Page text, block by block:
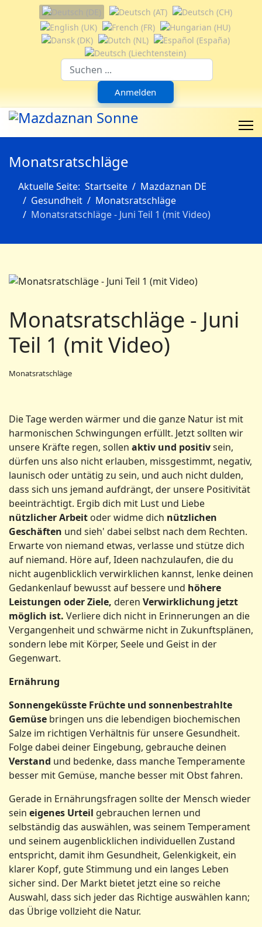
Sprache auswählen
Anmelden
Monatsratschläge
Aktuelle Seite: Startseite
Mazdaznan DE
Gesundheit
Monatsratschläge
Monatsratschläge - Juni Teil 1 (mit Video)
Monatsratschläge - Juni
Teil 1 (mit Video)
Monatsratschläge
Die Tage werden wärmer und die ganze Natur ist mit
harmonischen Schwingungen erfüllt. Jetzt sollten wir
unsere Kräfte regen, sollen aktiv und positivsein,
dürfen uns also nicht erlauben, missgestimmt, negativ,
launisch oder untätig zu sein, und auch nicht dulden,
dass sich uns jemand aufdrängt, der unsere Positivität
beeinträchtigt. Ergib dich mit Lust und Liebe
nützlicher Arbeit oder widme dich nützlichen
Geschäften und sieh' dabei selbst nach dem Rechten.
Erwarte von niemand etwas, verlasse und stütze dich
auf niemand. Höre auf, Ideen nachzulaufen, die du
nicht augenblicklich verwirklichen kannst, lenke deinen
Gedankenlauf bewusst auf bessere und höhere
Leistungen oder Ziele, deren Verwirklichung jetzt
möglich ist. Verliere dich nicht in Erinnerungen an die
Vergangenheit und schwärme nicht in Zukunftsplänen,
sondern lebe mit Körper, Seele und Geist in der
Gegenwart.
Ernährung
Sonnengeküsste Früchte und sonnenbestrahlte
Gemüse bringen uns die lebendigen biochemischen
Salze im richtigen Verhältnis für unsere Gesundheit.
Folge dabei deiner Eingebung, gebrauche deinen
Verstand und bedenke, dass manche Temperamente
besser mit Gemüse, manche besser mit Obst fahren.
Gerade in Ernährungsfragen sollte der Mensch wieder
sein eigenes Urteil gebrauchen lernen und
selbständig das auswählen, was seinem Temperament
und seinem augenblicklichen individuellen Zustand
entspricht, damit ihm Gesundheit, Gelenkigkeit, ein
klarer Kopf, gute Stimmung und ein langes Leben
sicher sind. Der Markt bietet jetzt eine so reiche
Auswahl, dass sich jeder das Richtige auswählen kann;
das Übrige vollzieht die Natur.